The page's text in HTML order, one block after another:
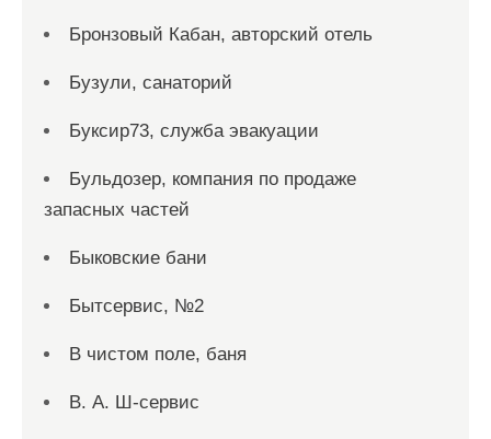
Бронзовый Кабан, авторский отель
Бузули, санаторий
Буксир73, служба эвакуации
Бульдозер, компания по продаже
запасных частей
Быковские бани
Бытсервис, №2
В чистом поле, баня
В. А. Ш-сервис